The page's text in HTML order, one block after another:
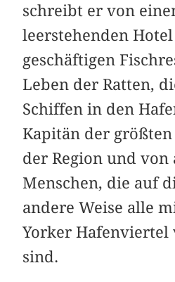
schreibt er von
leerstehenden
geschäftigen
Leben der Ratten,
Schiffen in den
Kapitän der
der Region und von
Menschen, die auf
andere Weise alle
Yorker Hafenviertel
sind.